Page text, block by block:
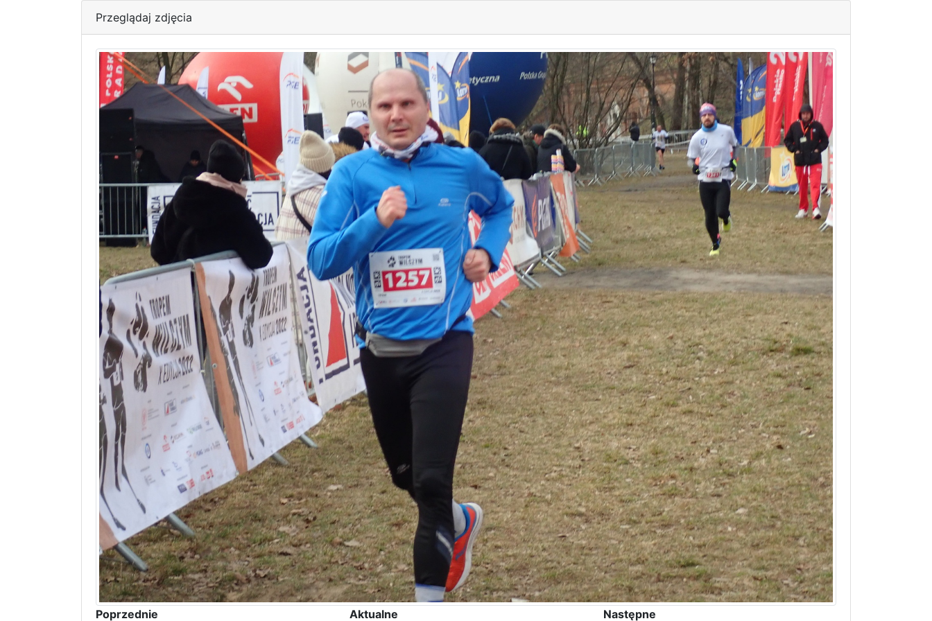
Przeglądaj zdjęcia
Poprzednie Aktualne Następne